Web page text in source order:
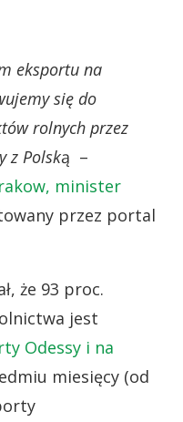
eksportu na
się do
rolnych przez
z Polską –
minister
przez portal
że 93 proc.
jest
Odessy i na
miesięcy (od